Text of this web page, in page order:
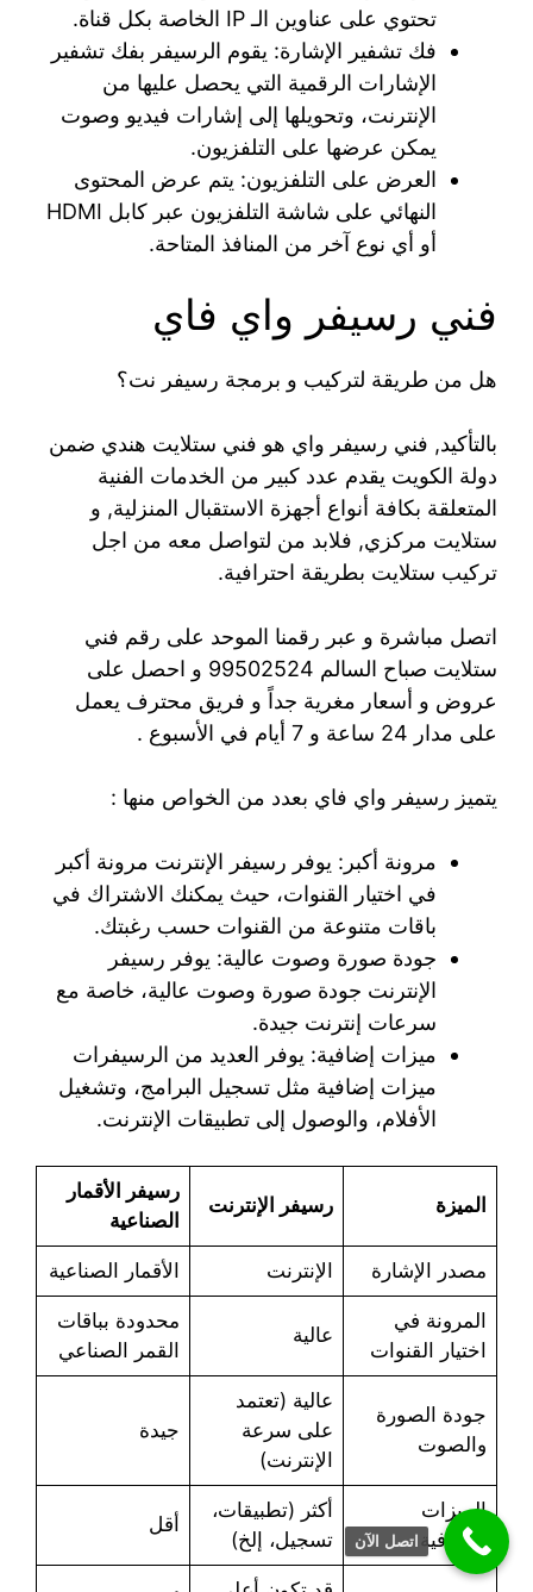
تحتوي على عناوين الـ IP الخاصة بكل قناة.
فك تشفير الإشارة: يقوم الرسيفر بفك تشفير
الإشارات الرقمية التي يحصل عليها من
الإنترنت، وتحويلها إلى إشارات فيديو وصوت
يمكن عرضها على التلفزيون.
العرض على التلفزيون: يتم عرض المحتوى
النهائي على شاشة التلفزيون عبر كابل HDMI
أو أي نوع آخر من المنافذ المتاحة.
فني رسيفر واي فاي
هل من طريقة لتركيب و برمجة رسيفر نت؟
بالتأكيد, فني رسيفر واي هو فني ستلايت هندي ضمن
دولة الكويت يقدم عدد كبير من الخدمات الفنية
المتعلقة بكافة أنواع أجهزة الاستقبال المنزلية, و
ستلايت مركزي, فلابد من لتواصل معه من اجل
تركيب ستلايت بطريقة احترافية.
اتصل مباشرة و عبر رقمنا الموحد على رقم فني
ستلايت صباح السالم 99502524 و احصل على
عروض و أسعار مغرية جداً و فريق محترف يعمل
على مدار 24 ساعة و 7 أيام في الأسبوع .
يتميز رسيفر واي فاي بعدد من الخواص منها :
مرونة أكبر: يوفر رسيفر الإنترنت مرونة أكبر
في اختيار القنوات، حيث يمكنك الاشتراك في
باقات متنوعة من القنوات حسب رغبتك.
جودة صورة وصوت عالية: يوفر رسيفر
الإنترنت جودة صورة وصوت عالية، خاصة مع
سرعات إنترنت جيدة.
ميزات إضافية: يوفر العديد من الرسيفرات
ميزات إضافية مثل تسجيل البرامج، وتشغيل
الأفلام، والوصول إلى تطبيقات الإنترنت.
الميزة رسيفر الإنترنت
رسيفر الأقمار
الصناعية
مصدر الإشارة الإنترنت الأقمار الصناعية
المرونة في
اختيار القنوات
عالية
محدودة بباقات
القمر الصناعي
جودة الصورة
والصوت
عالية (تعتمد
على سرعة
الإنترنت)
جيدة
الميزات
الإضافية
أكثر (تطبيقات،
تسجيل، إلخ)
أقل
اتصل الآن